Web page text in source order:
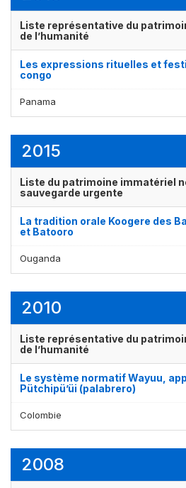
Liste représentative du
de l’humanité
Les expressions rituelles et
congo
Panama
2015
Liste du patrimoine immatériel
sauvegarde urgente
La tradition orale Koogere des
et Batooro
Ouganda
2010
Liste représentative du
de l’humanité
Le système normatif Wayuu,
Pütchipü’üi (palabrero)
Colombie
2008